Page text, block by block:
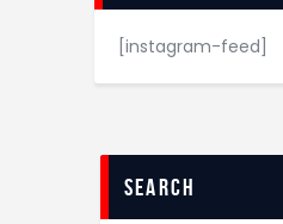
[instagram-feed]
search